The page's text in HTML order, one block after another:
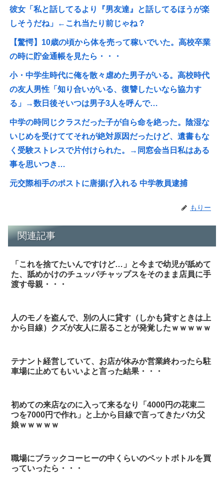
彼女「私と話してるより『男友達』と話してるほうが楽
しそうだね」←これ当たり前じゃね？
【驚愕】10歳の頃から体を売って稼いでいた。高校卒業
の時に貯金通帳を見たら・・・
小・中学生時代に俺を散々虐めた男子がいる。高校時代
の友人男性「知り合いがいる、復讐したいなら協力す
る」→数日後そいつは男子3人を呼んで…
中学の時同じクラスだった子が自ら命を絶った。陰湿な
いじめを受けててそれが絶対原因だったけど、遺書もな
く受験ストレスで片付けられた。→同窓会当日私はある
事を思いつき…
元交際相手のポストに唐揚げ入れる 中学教員逮捕
もりー
関連記事
「これを捨てたいんですけど…」と今まで幼児が舐めて
た、舐めかけのチュッパチャップスをそのまま店員に手
渡す母親・・・
人のモノを盗んで、別の人に貸す（しかも貸すときは上
から目線）クズが友人に居ることが発覚したｗｗｗｗｗ
テナント経営していて、お店が休みか営業終わったら駐
車場に止めてもいいよと言った結果・・・
初めての来店なのに入って来るなり「4000円の花束二
つを7000円で作れ」と上から目線で言ってきたバカ父
娘ｗｗｗｗｗ
職場にブラックコーヒーの中くらいのペットボトルを買
っていったら・・・